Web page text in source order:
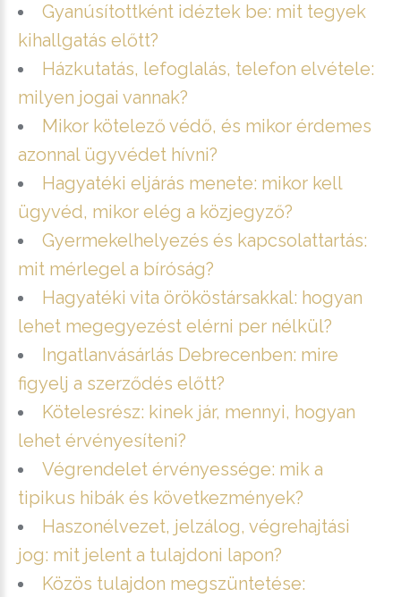
Gyanúsítottként idéztek be: mit tegyek
kihallgatás előtt?
Házkutatás, lefoglalás, telefon elvétele:
milyen jogai vannak?
Mikor kötelező védő, és mikor érdemes
azonnal ügyvédet hívni?
Hagyatéki eljárás menete: mikor kell
ügyvéd, mikor elég a közjegyző?
Gyermekelhelyezés és kapcsolattartás:
mit mérlegel a bíróság?
Hagyatéki vita örököstársakkal: hogyan
lehet megegyezést elérni per nélkül?
Ingatlanvásárlás Debrecenben: mire
figyelj a szerződés előtt?
Kötelesrész: kinek jár, mennyi, hogyan
lehet érvényesíteni?
Végrendelet érvényessége: mik a
tipikus hibák és következmények?
Haszonélvezet, jelzálog, végrehajtási
jog: mit jelent a tulajdoni lapon?
Közös tulajdon megszüntetése: